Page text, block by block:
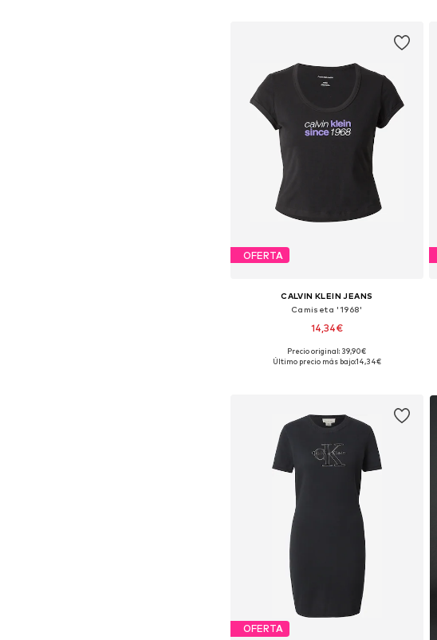
OFERTA
CALVIN KLEIN JEANS
Camiseta '1968'
14,34€
Tallas disponibles: XS, S, M, L
Precio original: 39,90€
Último precio más bajo:14,34€
OFERTA